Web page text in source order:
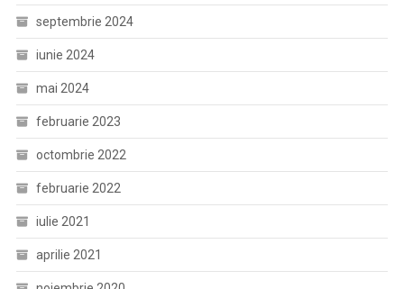
septembrie 2024
iunie 2024
mai 2024
februarie 2023
octombrie 2022
februarie 2022
iulie 2021
aprilie 2021